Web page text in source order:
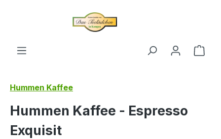
Hummen Kaffee
Hummen Kaffee - Espresso
Exquisit